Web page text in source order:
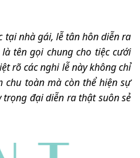
tại nhà gái, lễ tân hôn diễn ra
tên gọi chung cho tiệc cưới
rõ các nghi lễ này không chỉ
chu toàn mà còn thể hiện sự
đại diễn ra thật suôn sẻ